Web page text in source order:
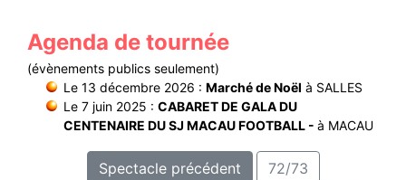
Agenda de tournée
(évènements publics seulement)
Le 13 décembre 2026 : Marché de Noël à SALLES
Le 7 juin 2025 : CABARET DE GALA DU
CENTENAIRE DU SJ MACAU FOOTBALL - à MACAU
Spectacle précédent 72/73